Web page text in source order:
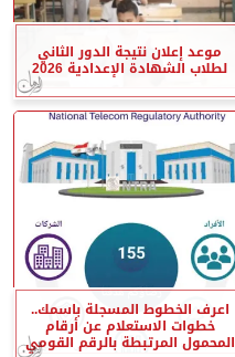
موعد إعلان نتيجة الدور الثاني
لطلاب الشهادة الإعدادية 2026
اعرف الخطوط المسجلة باسمك..
خطوات الاستعلام عن أرقام
المحمول المرتبطة بالرقم القومي